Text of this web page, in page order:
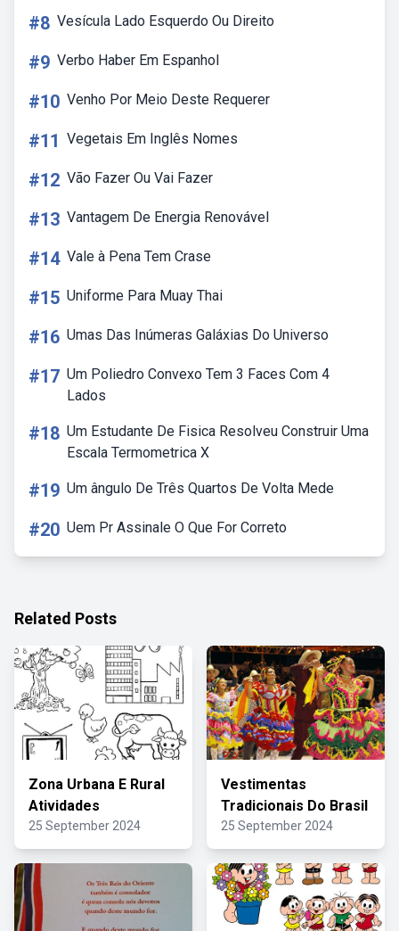
#8 Vesícula Lado Esquerdo Ou Direito
#9 Verbo Haber Em Espanhol
#10 Venho Por Meio Deste Requerer
#11 Vegetais Em Inglês Nomes
#12 Vão Fazer Ou Vai Fazer
#13 Vantagem De Energia Renovável
#14 Vale à Pena Tem Crase
#15 Uniforme Para Muay Thai
#16 Umas Das Inúmeras Galáxias Do Universo
#17 Um Poliedro Convexo Tem 3 Faces Com 4
Lados
#18 Um Estudante De Fisica Resolveu Construir Uma
Escala Termometrica X
#19 Um ângulo De Três Quartos De Volta Mede
#20 Uem Pr Assinale O Que For Correto
Related Posts
Zona Urbana E Rural
Atividades
25 September 2024
Vestimentas
Tradicionais Do Brasil
25 September 2024